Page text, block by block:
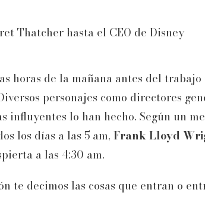
Thatcher hasta el CEO de Disney
horas de la mañana antes del
personajes como directores
influyentes lo han hecho. Según un
los días a las 5 am, Frank Lloyd
a las 4:30 am.
te decimos las cosas que entran o